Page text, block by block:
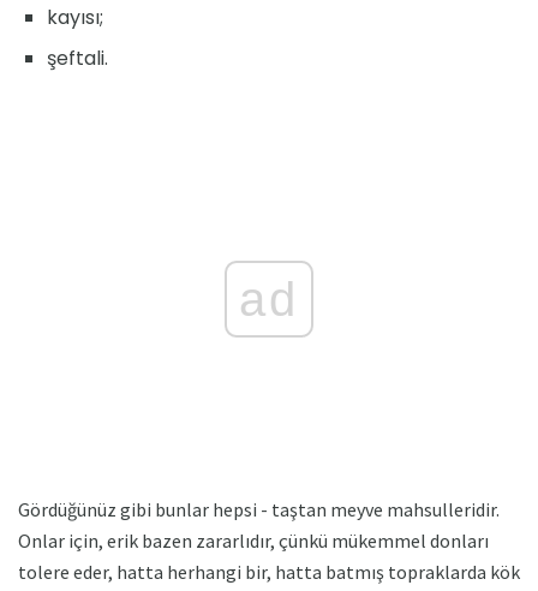
kayısı;
şeftali.
ad
Gördüğünüz gibi bunlar hepsi - taştan meyve mahsulleridir.
Onlar için, erik bazen zararlıdır, çünkü mükemmel donları
tolere eder, hatta herhangi bir, hatta batmış topraklarda kök